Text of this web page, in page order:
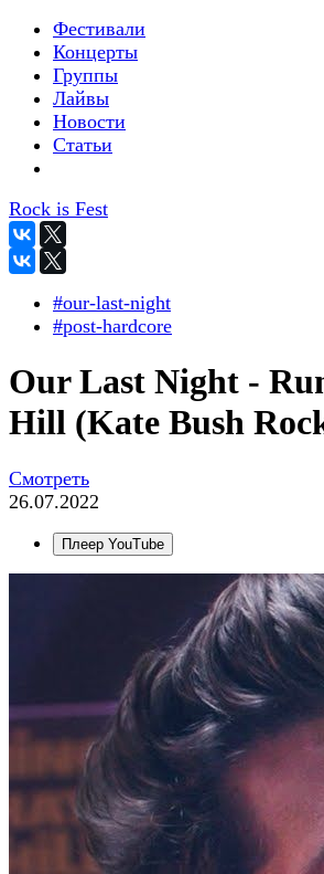
Фестивали
Концерты
Группы
Лайвы
Новости
Статьи
Rock is Fest
#our-last-night
#post-hardcore
Our Last Night -
Hill (Kate Bush
Смотреть
26.07.2022
Плеер YouTube